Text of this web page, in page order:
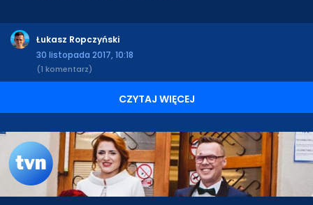
Łukasz Ropczyński
30 listopada 2017, 10:18
(1 komentarz)
CZYTAJ WIĘCEJ